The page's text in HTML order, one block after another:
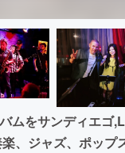
ムをサンディエゴ
、ジャズ、ポップ